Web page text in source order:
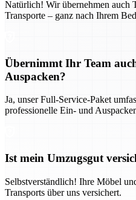
Natürlich! Wir übernehmen auch
Transporte – ganz nach Ihrem
Übernimmt Ihr Team
Auspacken?
Ja, unser Full-Service-Paket
professionelle Ein- und
Ist mein Umzugsgut
Selbstverständlich! Ihre Möbel
Transports über uns versichert.